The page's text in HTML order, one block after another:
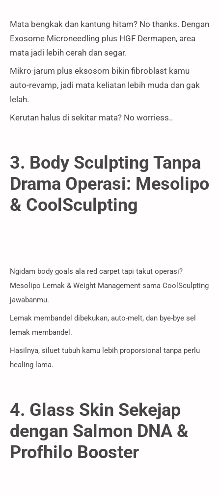
Mata bengkak dan kantung hitam? No thanks. Dengan
Exosome Microneedling plus HGF Dermapen, area
mata jadi lebih cerah dan segar.
Mikro-jarum plus eksosom bikin fibroblast kamu
auto-revamp, jadi mata keliatan lebih muda dan gak
lelah.
Kerutan halus di sekitar mata? No worriess..
3. Body Sculpting Tanpa
Drama Operasi: Mesolipo
& CoolSculpting
Ngidam body goals ala red carpet tapi takut operasi?
Mesolipo Lemak & Weight Management sama CoolSculpting
jawabanmu.
Lemak membandel dibekukan, auto-melt, dan bye-bye sel
lemak membandel.
Hasilnya, siluet tubuh kamu lebih proporsional tanpa perlu
healing lama.
4. Glass Skin Sekejap
dengan Salmon DNA &
Profhilo Booster